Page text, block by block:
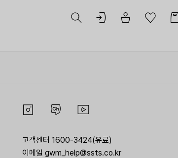
고객센터 1600-3424(유료)
이메일 gwm_help@ssts.co.kr